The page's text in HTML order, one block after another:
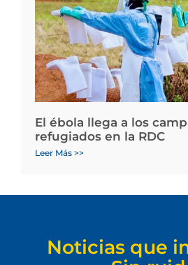
El ébola llega a los
refugiados en la RDC
Leer Más >>
Noticias que